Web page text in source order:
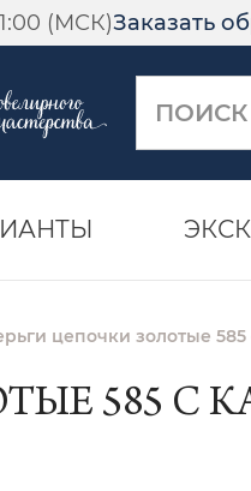
(МСК)Заказать
цепочки золотые
585 С